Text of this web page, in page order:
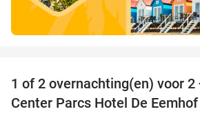
1 of 2 overnachting(en) voor 2
Center Parcs Hotel De Eemhof